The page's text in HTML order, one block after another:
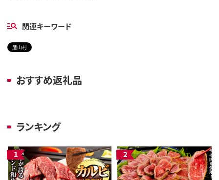
関連キーワード
産山村
おすすめ返礼品
ランキング